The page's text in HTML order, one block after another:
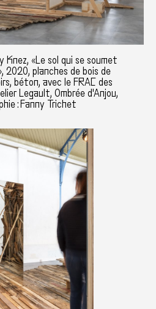
Knez, «Le sol qui se soumet
2020, planches de bois de
béton, avec le FRAC des
Legault, Ombrée d'Anjou,
: Fanny Trichet